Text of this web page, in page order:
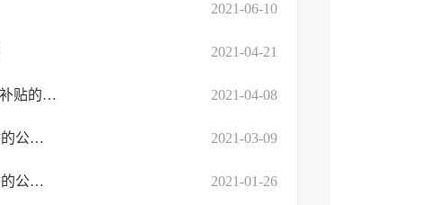
2021-06-10
2021-04-21
关于对高新区职业培训机构2021年第一批职业技能提升培训补贴的公示 2021-04-08
临沂高新区关于发放企业稳岗扩岗 “以工代训”职业培训补贴的公示（第七批） 2021-03-09
临沂高新区关于发放企业稳岗扩岗 “以工代训”职业培训补贴的公示（第六批） 2021-01-26